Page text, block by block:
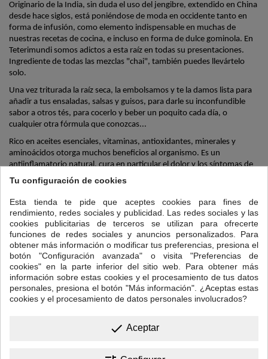
Originario de la India, sin duda el uso del jengibre, extendido en China
desde hace siglos, está poniéndose de moda en occidente tanto en
forma de infusión, como elemento indispensable en muchas de
nuestras recetas de cocina, e incluso en forma de dulce gominola. En
Teterimundi somos adictos a esta raíz en todas su presentaciones.
Ingrediente de todas las mezclas "chai", también puedes llevártelo
solo.
Una vez triturada la raíz seca, la embolsamos y te la damos lista para
añadir a tus ensaladas, salsas y guisos, para darle su inconfundible
sabor a otros tés, para cocerlo y beber un poquito cada día, o
cualquier otra fórmula que conozcas...
Rico en aceites esenciales, vitaminas, antioxidantes, minerales y
aminoácidos otorga muchos beneficios al organismo. Es un
antiinflamatorio natural, cura en particular el dolor y los síntomas de
los reumas inflamatorios y de la artritis. Disminuye el nivel de
colesterol y mejora la circulación sanguínea. Eficaz contra la gripe y los
catarros, contra los procesos respiratorios, los mareos y el vértigos, es
también un buen aliado para facilitar la digestión y aliviar la acidez
gástrica.
Para hacer la infusión, una cucharadita de café por taza. Dejar cocer
entre 5 y 10 minutos en agua hirviendo y listo para colar y beber.
Prueba a añadir zumo de limón y miel y empezarás el día a tope.
Otras formas de tomar jengibre:
Jengibre confitado
Tu configuración de cookies
Esta tienda te pide que aceptes cookies para fines de
rendimiento, redes sociales y publicidad. Las redes sociales y las
cookies publicitarias de terceros se utilizan para ofrecerte
funciones de redes sociales y anuncios personalizados. Para
obtener más información o modificar tus preferencias, presiona el
botón "Configuración avanzada" o visita "Preferencias de
cookies" en la parte inferior del sitio web. Para obtener más
información sobre estas cookies y el procesamiento de tus datos
personales, presiona el botón "Más información". ¿Aceptas estas
cookies y el procesamiento de datos personales involucrados?
done Aceptar